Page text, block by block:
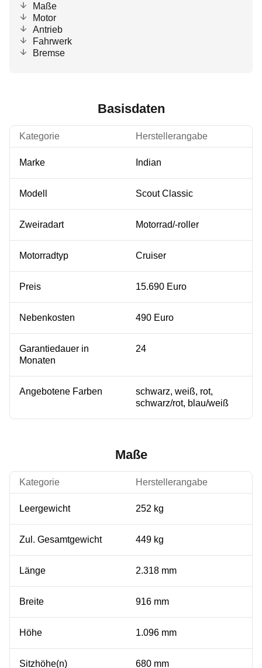
Maße
Motor
Antrieb
Fahrwerk
Bremse
Basisdaten
Kategorie Herstellerangabe
Marke Indian
Modell Scout Classic
Zweiradart Motorrad/-roller
Motorradtyp Cruiser
Preis 15.690 Euro
Nebenkosten 490 Euro
Garantiedauer in
Monaten
24
Angebotene Farben
schwarz, weiß, rot,
schwarz/rot, blau/weiß
Maße
Kategorie Herstellerangabe
Leergewicht 252 kg
Zul. Gesamtgewicht 449 kg
Länge 2.318 mm
Breite 916 mm
Höhe 1.096 mm
Sitzhöhe(n) 680 mm